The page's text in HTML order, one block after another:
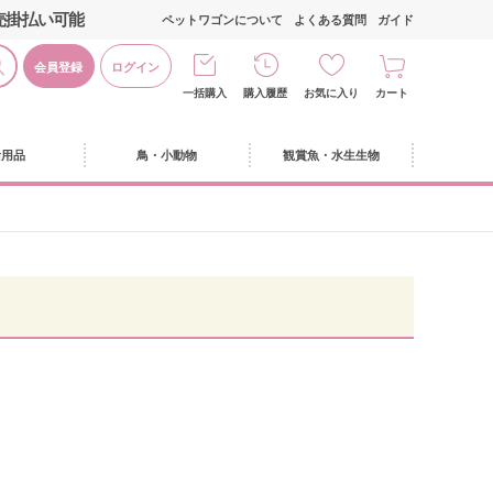
掛払い可能
会員登録 ログイン
ペットワゴンについて よくある質問 ガイド
一括購入 購入履歴 お気に入り カート
品 鳥・小動物 観賞魚・水生生物